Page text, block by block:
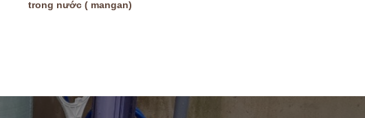
trong nước ( mangan)